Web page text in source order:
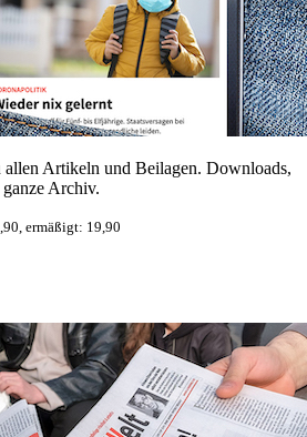
allen Artikeln und Beilagen. Downloads,
ganze Archiv.
ermäßigt: 19,90